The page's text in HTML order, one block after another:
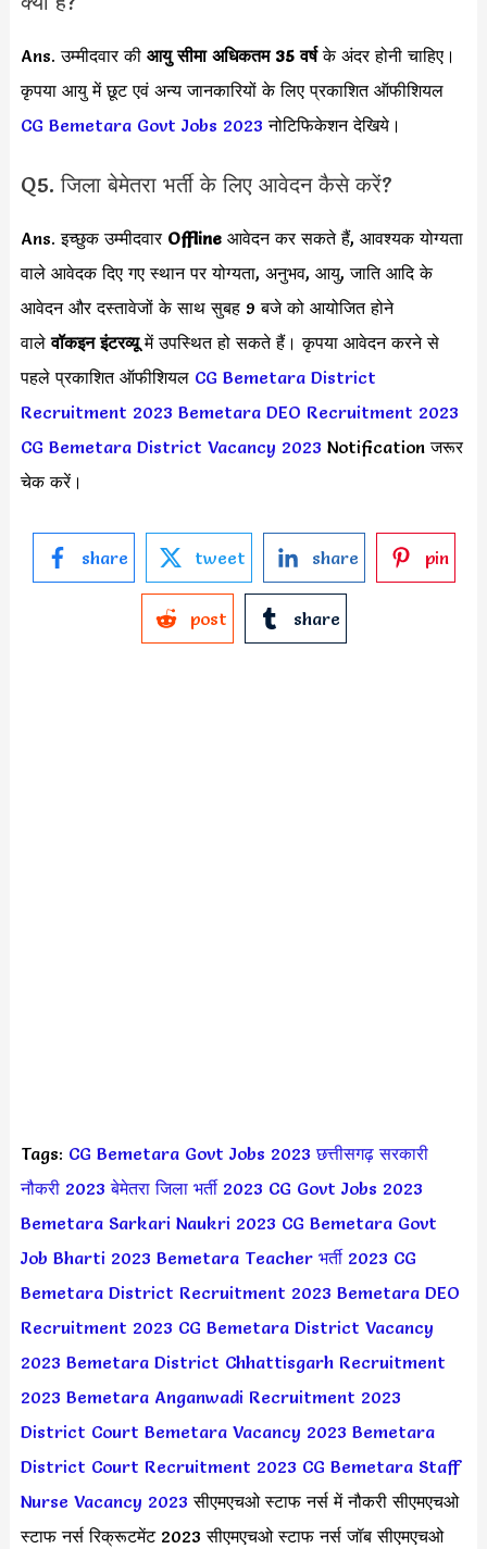
Ans. उम्मीदवार की आयु सीमा अधिकतम 35 वर्षके अंदर होनी चाहिए।
कृपया आयु में छूट एवं अन्य जानकारियों के लिए प्रकाशित ऑफीशियल
CG Bemetara Govt Jobs 2023 नोटिफिकेशन देखिये।
Q5. जिला बेमेतरा भर्ती के लिए आवेदन कैसे करें?
Ans. इच्छुक उम्मीदवार Offline आवेदन कर सकते हैं, आवश्यक योग्यता
वाले आवेदक दिए गए स्थान पर योग्यता, अनुभव, आयु, जाति आदि के
आवेदन और दस्तावेजों के साथ सुबह 9 बजे को आयोजित होने
वालेवॉकइन इंटरव्यूमें उपस्थित हो सकते हैं। कृपया आवेदन करने से
पहले प्रकाशित ऑफीशियल CG Bemetara District
Recruitment 2023 Bemetara DEO Recruitment 2023
CG Bemetara District Vacancy 2023 Notification जरूर
चेक करें।
share tweet share pin
post share
Tags: CG Bemetara Govt Jobs 2023 छत्तीसगढ़ सरकारी
नौकरी 2023 बेमेतरा जिला भर्ती 2023 CG Govt Jobs 2023
Bemetara Sarkari Naukri 2023 CG Bemetara Govt
Job Bharti 2023 Bemetara Teacher भर्ती 2023 CG
Bemetara District Recruitment 2023 Bemetara DEO
Recruitment 2023 CG Bemetara District Vacancy
2023 Bemetara District Chhattisgarh Recruitment
2023 Bemetara Anganwadi Recruitment 2023
District Court Bemetara Vacancy 2023 Bemetara
District Court Recruitment 2023 CG Bemetara Staff
Nurse Vacancy 2023 सीएमएचओ स्टाफ नर्स में नौकरी सीएमएचओ
स्टाफ नर्स रिक्रूटमेंट 2023 सीएमएचओ स्टाफ नर्स जॉब सीएमएचओ